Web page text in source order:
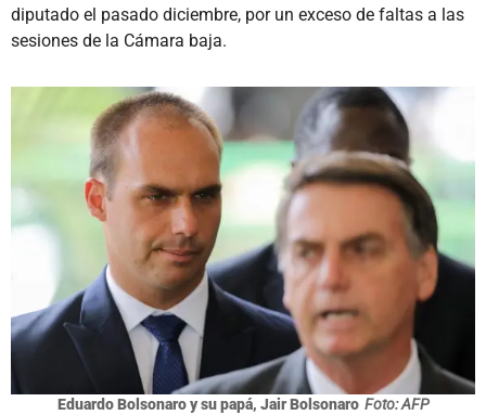
diputado el pasado diciembre, por un exceso de faltas a las
sesiones de la Cámara baja.
Eduardo Bolsonaro y su papá, Jair Bolsonaro Foto: AFP